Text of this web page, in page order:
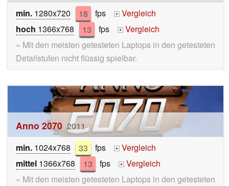
min. 1280x720 18 fps +
Vergleich
hoch 1366x768 13 fps +
Vergleich
» Mit den meisten getesteten Laptops in den getesteten
Detailstufen nicht flüssig spielbar.
Anno 2070 2011
min. 1024x768 33 fps +
Vergleich
mittel 1366x768 13 fps +
Vergleich
» Mit den meisten getesteten Laptops in den getesteten